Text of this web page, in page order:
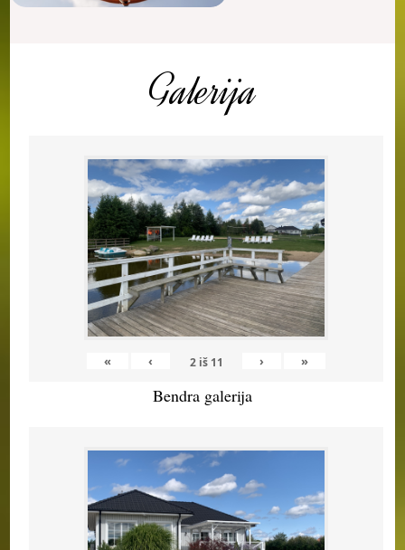
Galerija
« ‹ 2iš 11 › »
Bendra galerija